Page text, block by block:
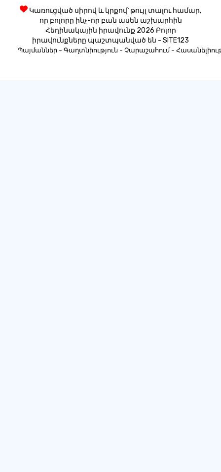
Կառուցված սիրով և կրքով՝ թույլ տալու համար,
որ բոլորը ինչ-որ բան ասեն աշխարհին
Հեղինակային իրավունք 2026 Բոլոր
իրավունքները պաշտպանված են - SITE123
Պայմաններ - Գաղտնիություն - Չարաշահում-